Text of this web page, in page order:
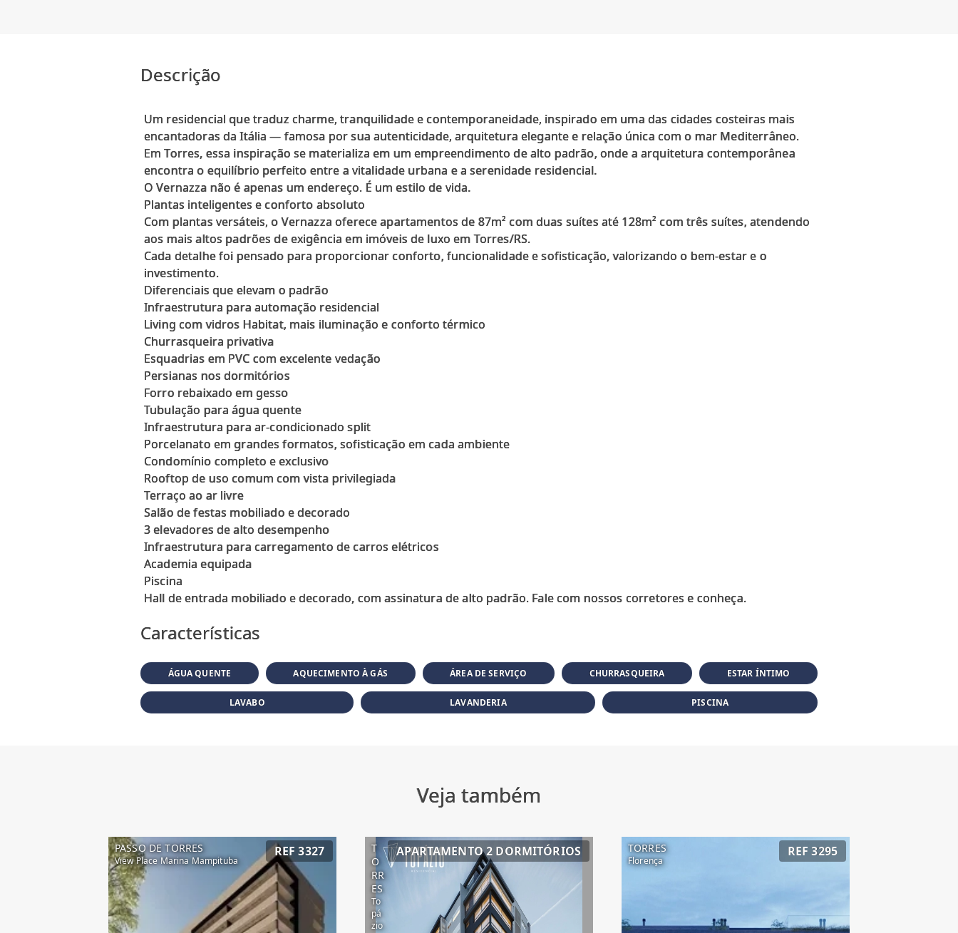
Descrição
Um residencial que traduz charme, tranquilidade e contemporaneidade, inspirado em uma das cidades costeiras mais
encantadoras da Itália — famosa por sua autenticidade, arquitetura elegante e relação única com o mar Mediterrâneo.
Em Torres, essa inspiração se materializa em um empreendimento de alto padrão, onde a arquitetura contemporânea
encontra o equilíbrio perfeito entre a vitalidade urbana e a serenidade residencial.
O Vernazza não é apenas um endereço. É um estilo de vida.
Plantas inteligentes e conforto absoluto
Com plantas versáteis, o Vernazza oferece apartamentos de 87m² com duas suítes até 128m² com três suítes, atendendo
aos mais altos padrões de exigência em imóveis de luxo em Torres/RS.
Cada detalhe foi pensado para proporcionar conforto, funcionalidade e sofisticação, valorizando o bem-estar e o
investimento.
Diferenciais que elevam o padrão
Infraestrutura para automação residencial
Living com vidros Habitat, mais iluminação e conforto térmico
Churrasqueira privativa
Esquadrias em PVC com excelente vedação
Persianas nos dormitórios
Forro rebaixado em gesso
Tubulação para água quente
Infraestrutura para ar-condicionado split
Porcelanato em grandes formatos, sofisticação em cada ambiente
Condomínio completo e exclusivo
Rooftop de uso comum com vista privilegiada
Terraço ao ar livre
Salão de festas mobiliado e decorado
3 elevadores de alto desempenho
Infraestrutura para carregamento de carros elétricos
Academia equipada
Piscina
Hall de entrada mobiliado e decorado, com assinatura de alto padrão. Fale com nossos corretores e conheça.
Características
ÁGUA QUENTE AQUECIMENTO À GÁS ÁREA DE SERVIÇO CHURRASQUEIRA ESTAR ÍNTIMO
LAVABO LAVANDERIA PISCINA
Veja também
PASSO DE TORRES
View Place Marina Mampituba
REF 3327
T
O
RR
ES
To
pá
zio
APARTAMENTO 2 DORMITÓRIOS TORRES
Florença
REF 3295